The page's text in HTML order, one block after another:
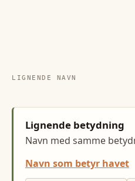
LIGNENDE NAVN
Lignende betydning
Navn med samme
Navn som betyr havet